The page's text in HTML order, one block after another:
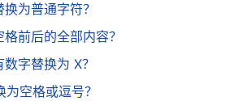
为普通字符？
前后的全部内容？
字替换为 X？
空格或逗号？